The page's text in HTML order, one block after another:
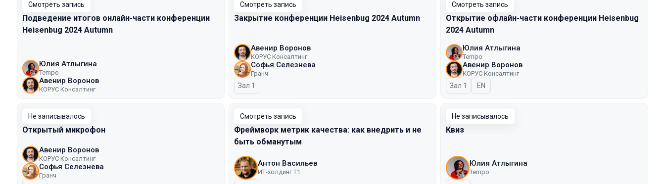
Смотреть запись
Подведение итогов онлайн-части конференции
Heisenbug 2024 Autumn
Юлия Атлыгина
Tempo
Авенир Воронов
КОРУС Консалтинг
Смотреть запись
Закрытие конференции Heisenbug 2024 Autumn
Авенир Воронов
КОРУС Консалтинг
Софья Селезнева
Гранч
Зал 1
Смотреть запись
Открытие офлайн-части конференции Heisenbug
2024 Autumn
Юлия Атлыгина
Tempo
Авенир Воронов
КОРУС Консалтинг
Зал 1 На английском языке
EN
Не записывалось
Открытый микрофон
Авенир Воронов
КОРУС Консалтинг
Софья Селезнева
Гранч
Смотреть запись
Фреймворк метрик качества: как внедрить и не
быть обманутым
Антон Васильев
ИТ-холдинг Т1
Не записывалось
Квиз
Юлия Атлыгина
Tempo